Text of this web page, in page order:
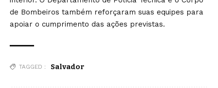
de Bombeiros também reforçaram suas equipes para
apoiar o cumprimento das ações previstas.
TAGGED : Salvador